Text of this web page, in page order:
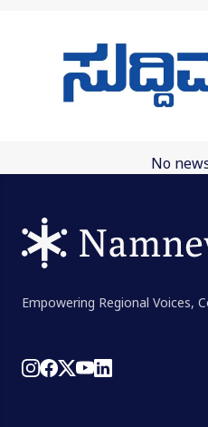
No
Empowering Regional Voices,